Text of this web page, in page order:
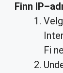
Finn IP–
Fi